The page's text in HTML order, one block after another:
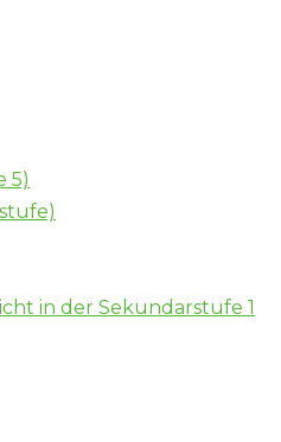
5)
in der Sekundarstufe 1